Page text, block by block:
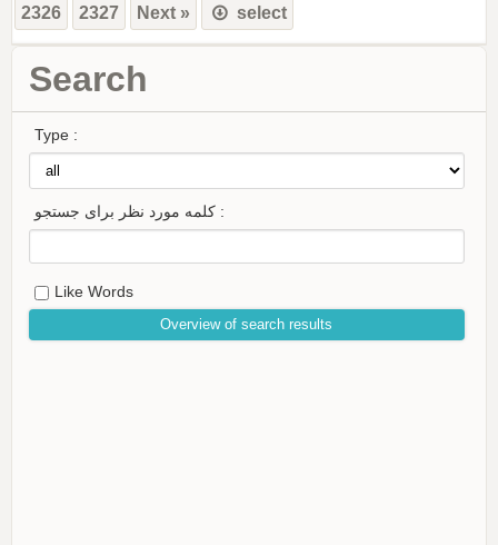
2326
2327 Next » select
Search
Type :
کلمه مورد نظر برای جستجو :
Like Words